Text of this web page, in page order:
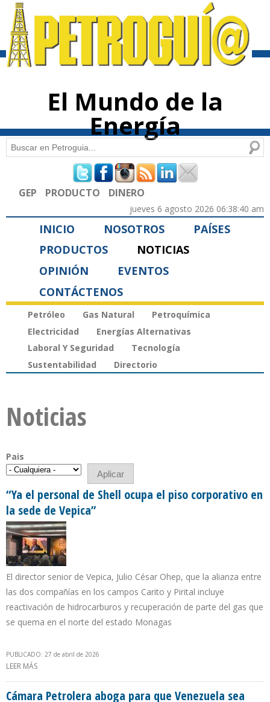
contenido
El Mundo de la
Energía
Formulario de búsqueda
Buscar
GEP PRODUCTO DINERO
jueves 6 agosto 2026 06:38:40 am
INICIO NOSOTROS
PAÍSES
PRODUCTOS
NOTICIAS
OPINIÓN
EVENTOS
CONTÁCTENOS
Petróleo Gas Natural
Petroquímica
Electricidad
Energías Alternativas
Laboral Y Seguridad
Tecnología
Sustentabilidad
Directorio
Noticias
Pais
“Ya el personal de Shell ocupa el piso corporativo en
la sede de Vepica”
El director senior de Vepica, Julio César Ohep, que la alianza entre
las dos compañías en los campos Carito y Pirital incluye
reactivación de hidrocarburos y recuperación de parte del gas que
se quema en el norte del estado Monagas
PUBLICADO: 27 de abril de 2026
LEER MÁS
Cámara Petrolera aboga para que Venezuela sea